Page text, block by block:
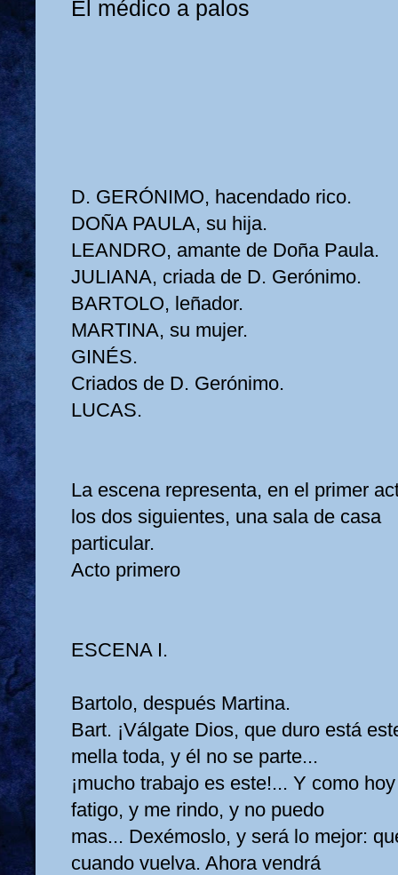
El médico a palos
D. GERÓNIMO, hacendado rico.
DOÑA PAULA, su hija.
LEANDRO, amante de Doña Paula.
JULIANA, criada de D. Gerónimo.
BARTOLO, leñador.
MARTINA, su mujer.
GINÉS.
Criados de D. Gerónimo.
LUCAS.
La escena representa, en el primer
los dos siguientes, una sala de casa
particular.
Acto primero
ESCENA I.
Bartolo, después Martina.
Bart. ¡Válgate Dios, que duro está
mella toda, y él no se parte...
¡mucho trabajo es este!... Y como
fatigo, y me rindo, y no puedo
mas... Dexémoslo, y será lo mejor:
cuando vuelva. Ahora vendrá